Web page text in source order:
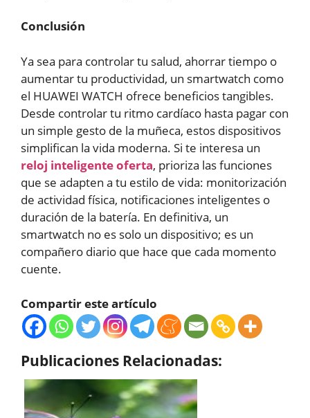
Conclusión
Ya sea para controlar tu salud, ahorrar tiempo o
aumentar tu productividad, un smartwatch como
el HUAWEI WATCH ofrece beneficios tangibles.
Desde controlar tu ritmo cardíaco hasta pagar con
un simple gesto de la muñeca, estos dispositivos
simplifican la vida moderna. Si te interesa un
reloj inteligente oferta, prioriza las funciones
que se adapten a tu estilo de vida: monitorización
de actividad física, notificaciones inteligentes o
duración de la batería. En definitiva, un
smartwatch no es solo un dispositivo; es un
compañero diario que hace que cada momento
cuente.
Compartir este artículo
Publicaciones Relacionadas: